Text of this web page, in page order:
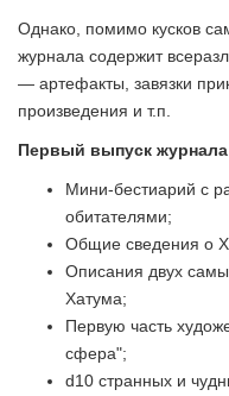
Однако, помимо кусков
журнала содержит
— артефакты, завязки
произведения и т.п.
Первый выпуск
Мини-бестиарий с
обитателями;
Общие сведения о
Описания двух
Хатума;
Первую часть
сфера";
d10 странных и